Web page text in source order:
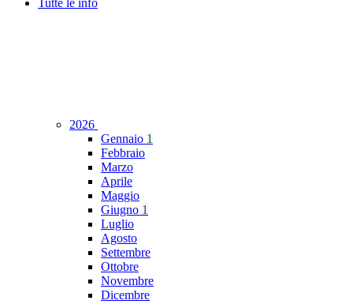
Tutte le info
2026
Gennaio 1
Febbraio
Marzo
Aprile
Maggio
Giugno 1
Luglio
Agosto
Settembre
Ottobre
Novembre
Dicembre